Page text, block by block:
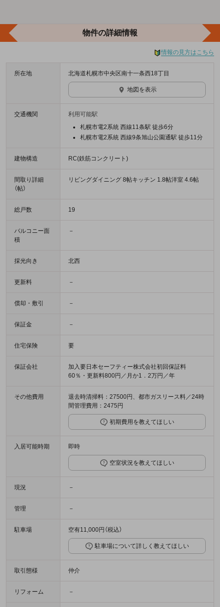
物件の詳細情報
情報の見方はこちら
所在地 北海道札幌市中央区南十一条西18丁目
地図を表示
交通機関
利用可能駅
札幌市電2系統 西線11条駅 徒歩6分
札幌市電2系統 西線9条旭山公園通駅 徒歩11分
建物構造 RC(鉄筋コンクリート)
間取り詳細
（帖）
リビングダイニング 8帖キッチン 1.8帖洋室 4.6帖
総戸数 19
バルコニー面
積
－
採光向き 北西
更新料 －
償却・敷引 －
保証金 －
住宅保険 要
保証会社
加入要日本セーフティー株式会社初回保証料
60％・更新料800円／月か1．2万円／年
その他費用
退去時清掃料：27500円、都市ガスリース料／24時
間管理費用：2475円
初期費用を教えてほしい
入居可能時期 即時
空室状況を教えてほしい
現況 －
管理 －
駐車場 空有11,000円（税込）
駐車場について詳しく教えてほしい
取引態様 仲介
リフォーム －